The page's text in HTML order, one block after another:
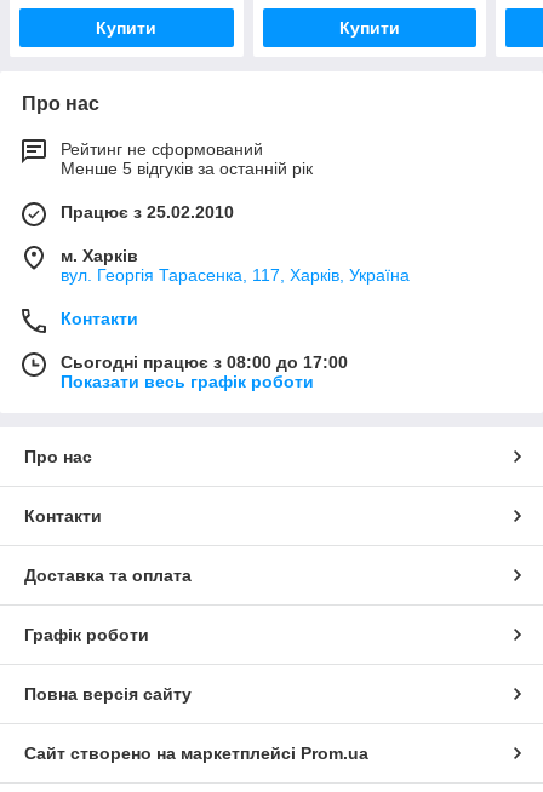
Купити Купити
Про нас
Рейтинг не сформований
Менше 5 відгуків за останній рік
Працює з 25.02.2010
м. Харків
вул. Георгія Тарасенка, 117, Харків, Україна
Контакти
Сьогодні працює з 08:00 до 17:00
Показати весь графік роботи
Про нас
Контакти
Доставка та оплата
Графік роботи
Повна версія сайту
Сайт створено на маркетплейсі Prom.ua